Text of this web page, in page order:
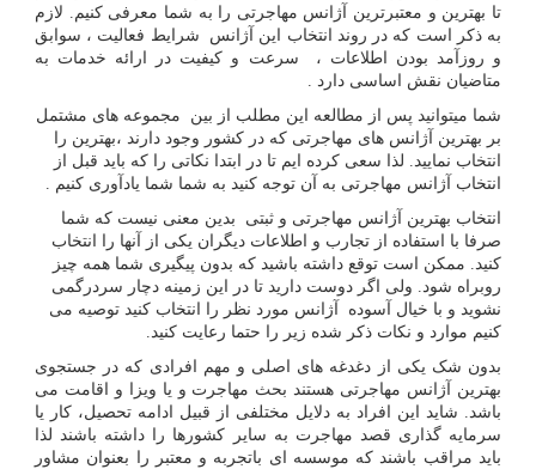
تا بهترین و معتبرترین آژانس مهاجرتی را به شما معرفی کنیم. لازم
به ذکر است که در روند انتخاب این آژانس شرایط فعالیت ، سوابق
و روزآمد بودن اطلاعات ، سرعت و کیفیت در ارائه خدمات به
متاضیان نقش اساسی دارد .
شما میتوانید پس از مطالعه این مطلب از بین مجموعه های مشتمل
بر بهترین آژانس های مهاجرتی که در کشور وجود دارند ،بهترین را
انتخاب نمایید. لذا سعی کرده ایم تا در ابتدا نکاتی را که باید قبل از
انتخاب آژانس مهاجرتی به آن توجه کنید به شما شما یادآوری کنیم .
انتخاب بهترین آژانس مهاجرتی و ثبتی بدین معنی نیست که شما
صرفا با استفاده از تجارب و اطلاعات دیگران یکی از آنها را انتخاب
کنید. ممکن است توقع داشته باشید که بدون پیگیری شما همه چیز
روبراه شود. ولی اگر دوست دارید تا در این زمینه دچار سردرگمی
نشوید و با خیال آسوده آژانس مورد نظر را انتخاب کنید توصیه می
کنیم موارد و نکات ذکر شده زیر را حتما رعایت کنید.
بدون شک یکی از دغدغه های اصلی و مهم افرادی که در جستجوی
بهترین آژانس مهاجرتی هستند بحث مهاجرت و یا ویزا و اقامت می
باشد. شاید این افراد به دلایل مختلفی از قبیل ادامه تحصیل، کار یا
سرمایه گذاری قصد مهاجرت به سایر کشورها را داشته باشند لذا
باید مراقب باشند که موسسه ای باتجربه و معتبر را بعنوان مشاور